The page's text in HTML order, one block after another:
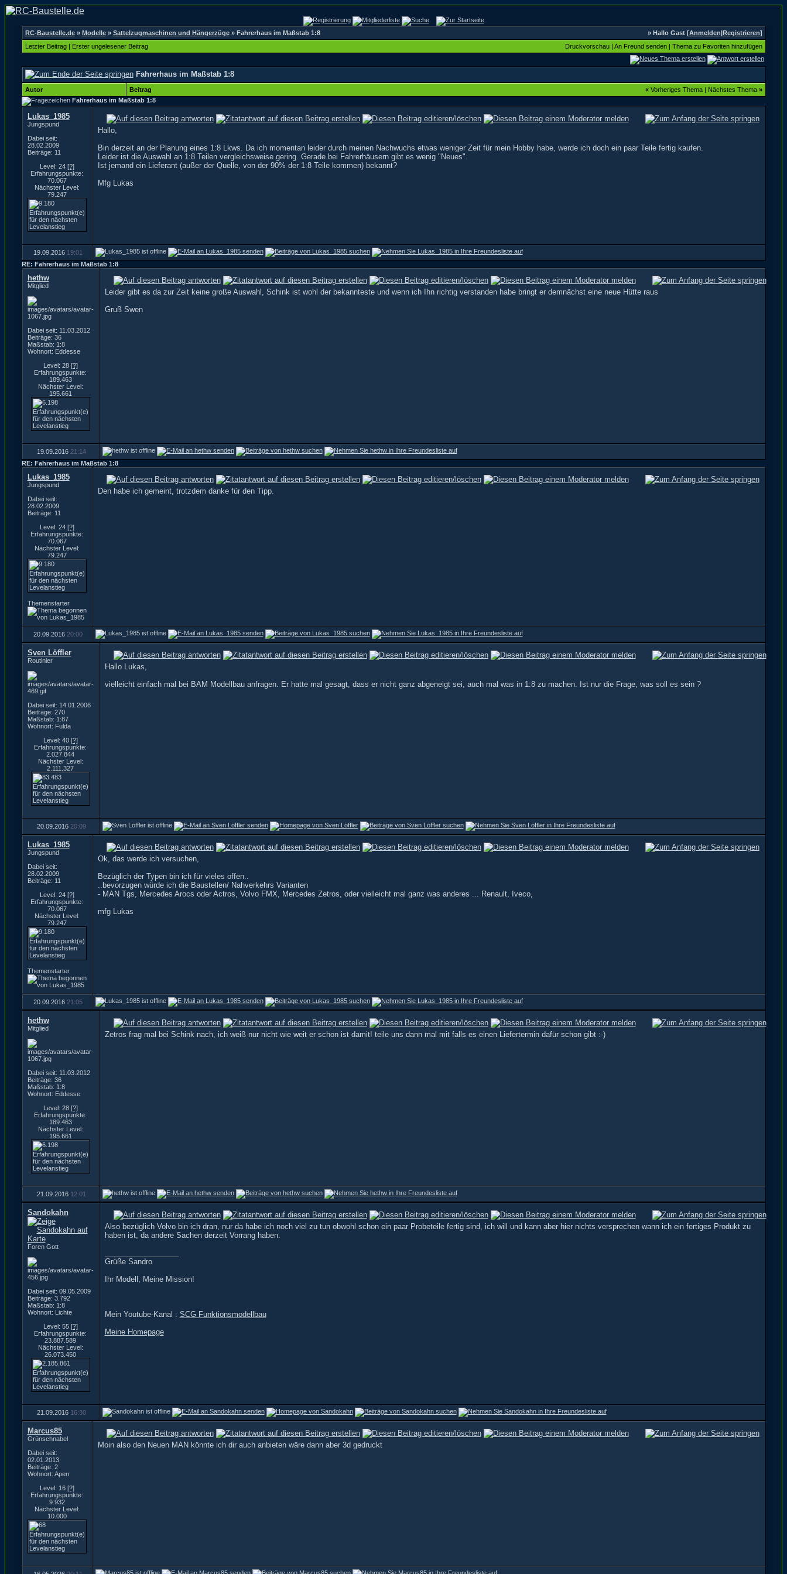
RC-Baustelle.de» Modelle» Sattelzugmaschinen und Hängerzüge» Fahrerhaus im Maßstab 1:8 » Hallo Gast [Anmelden|Registrieren]
Letzter Beitrag| Erster ungelesener Beitrag Druckvorschau| An Freund senden| Thema zu Favoriten hinzufügen
Fahrerhaus im Maßstab 1:8
Autor Beitrag « Vorheriges Thema| Nächstes Thema »
Fahrerhaus im Maßstab 1:8
Lukas_1985
Jungspund
Dabei seit:
28.02.2009
Beiträge: 11
Level: 24 [?]
Erfahrungspunkte:
70.067
Nächster Level:
79.247
Hallo,
Bin derzeit an der Planung eines 1:8 Lkws. Da ich momentan leider durch meinen Nachwuchs etwas weniger Zeit für mein Hobby habe, werde ich doch ein paar Teile fertig kaufen.
Leider ist die Auswahl an 1:8 Teilen vergleichsweise gering. Gerade bei Fahrerhäusern gibt es wenig "Neues".
Ist jemand ein Lieferant (außer der Quelle, von der 90% der 1:8 Teile kommen) bekannt?
Mfg Lukas
19.09.2016 19:01
RE: Fahrerhaus im Maßstab 1:8
hethw
Mitglied
Dabei seit: 11.03.2012
Beiträge: 36
Maßstab: 1:8
Wohnort: Eddesse
Level: 28 [?]
Erfahrungspunkte:
189.463
Nächster Level:
195.661
Leider gibt es da zur Zeit keine große Auswahl, Schink ist wohl der bekannteste und wenn ich Ihn richtig verstanden habe bringt er demnächst eine neue Hütte raus
Gruß Swen
19.09.2016 21:14
RE: Fahrerhaus im Maßstab 1:8
Lukas_1985
Jungspund
Dabei seit:
28.02.2009
Beiträge: 11
Level: 24 [?]
Erfahrungspunkte:
70.067
Nächster Level:
79.247
Themenstarter
Den habe ich gemeint, trotzdem danke für den Tipp.
20.09.2016 20:00
Sven Löffler
Routinier
Dabei seit: 14.01.2006
Beiträge: 270
Maßstab: 1:87
Wohnort: Fulda
Level: 40 [?]
Erfahrungspunkte:
2.027.844
Nächster Level:
2.111.327
Hallo Lukas,
vielleicht einfach mal bei BAM Modellbau anfragen. Er hatte mal gesagt, dass er nicht ganz abgeneigt sei, auch mal was in 1:8 zu machen. Ist nur die Frage, was soll es sein ?
20.09.2016 20:09
Lukas_1985
Jungspund
Dabei seit:
28.02.2009
Beiträge: 11
Level: 24 [?]
Erfahrungspunkte:
70.067
Nächster Level:
79.247
Themenstarter
Ok, das werde ich versuchen,
Bezüglich der Typen bin ich für vieles offen..
..bevorzugen würde ich die Baustellen/ Nahverkehrs Varianten
- MAN Tgs, Mercedes Arocs oder Actros, Volvo FMX, Mercedes Zetros, oder vielleicht mal ganz was anderes ... Renault, Iveco,
mfg Lukas
20.09.2016 21:05
hethw
Mitglied
Dabei seit: 11.03.2012
Beiträge: 36
Maßstab: 1:8
Wohnort: Eddesse
Level: 28 [?]
Erfahrungspunkte:
189.463
Nächster Level:
195.661
Zetros frag mal bei Schink nach, ich weiß nur nicht wie weit er schon ist damit! teile uns dann mal mit falls es einen Liefertermin dafür schon gibt :-)
21.09.2016 12:01
Sandokahn
Foren Gott
Dabei seit: 09.05.2009
Beiträge: 3.792
Maßstab: 1:8
Wohnort: Lichte
Level: 55 [?]
Erfahrungspunkte:
23.887.589
Nächster Level:
26.073.450
Also bezüglich Volvo bin ich dran, nur da habe ich noch viel zu tun obwohl schon ein paar Probeteile fertig sind, ich will und kann aber hier nichts versprechen wann ich ein fertiges Produkt zu
haben ist, da andere Sachen derzeit Vorrang haben.
Grüße Sandro
Ihr Modell, Meine Mission!
Mein Youtube-Kanal : SCG Funktionsmodellbau
Meine Homepage
21.09.2016 16:30
Marcus85
Grünschnabel
Dabei seit:
02.01.2013
Beiträge: 2
Wohnort: Apen
Level: 16 [?]
Erfahrungspunkte:
9.932
Nächster Level:
10.000
Moin also den Neuen MAN könnte ich dir auch anbieten wäre dann aber 3d gedruckt